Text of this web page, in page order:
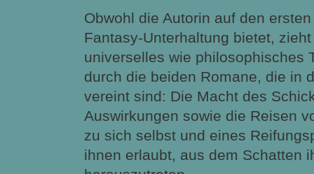
Obwohl die Autorin auf den
Fantasy-Unterhaltung bietet,
universelles wie philosophisches
durch die beiden Romane, die in
vereint sind: Die Macht des
Auswirkungen sowie die Reisen
zu sich selbst und eines
ihnen erlaubt, aus dem Schatten